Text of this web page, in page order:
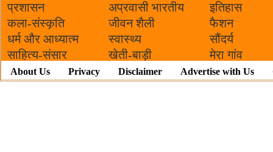
प्रशासन
अप्रवासी भारतीय
इतिहास
कला-संस्कृति
जीवन शैली
फैशन
धर्म और आध्यात्म
स्वास्थ्य
सौंदर्य
साहित्य-संसार
खेती-बाड़ी मेरा गांव
About Us Privacy Disclaimer Advertise with Us